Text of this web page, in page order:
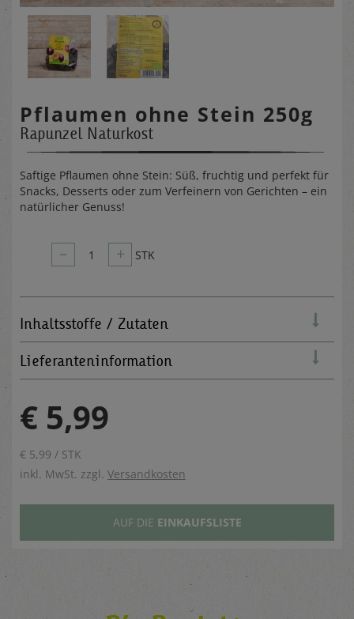
Pflaumen ohne Stein 250g
Rapunzel Naturkost
Saftige Pflaumen ohne Stein: Süß, fruchtig und perfekt für
Snacks, Desserts oder zum Verfeinern von Gerichten – ein
natürlicher Genuss!
– 1 + STK
Inhaltsstoffe / Zutaten
Lieferanteninformation
€ 5,99
€ 5,99 / STK
inkl. MwSt. zzgl. Versandkosten
AUF DIE EINKAUFSLISTE